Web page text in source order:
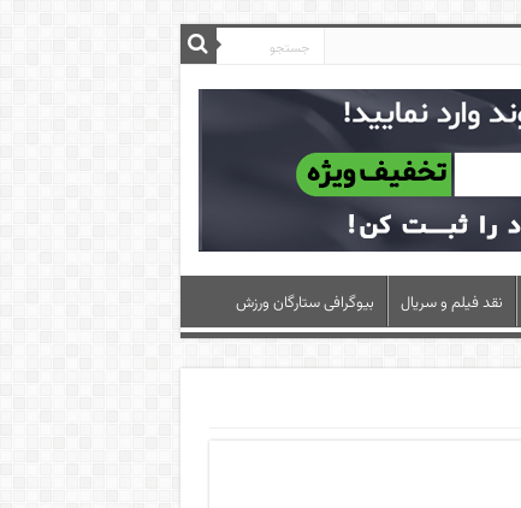
نقد فیلم و سریال بیوگرافی ستارگان ورزش